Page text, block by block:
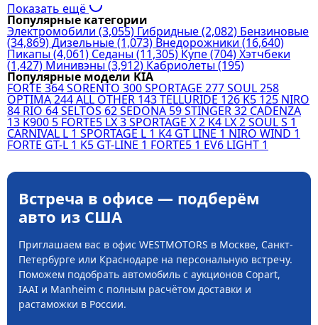
Показать ещё
Популярные категории
Электромобили (3,055) Гибридные(2,082) Бензиновые
(34,869)Дизельные(1,073) Внедорожники (16,640)
Пикапы(4,061) Седаны(11,305)Купе(704)Хэтчбеки
(1,427) Минивэны(3,912) Кабриолеты(195)
Популярные модели KIA
FORTE 364SORENTO 300SPORTAGE 277SOUL258
OPTIMA244ALL OTHER 143TELLURIDE 126 K5 125 NIRO
84 RIO 64SELTOS 62SEDONA 59STINGER32 CADENZA
13 K900 5 FORTE5 LX3SPORTAGE X2 K4 LX2SOUL S 1
CARNIVAL L 1 SPORTAGE L 1 K4 GT LINE 1 NIRO WIND 1
FORTE GT-L 1 K5 GT-LINE 1 FORTE5 1 EV6 LIGHT 1
Встреча в офисе — подберём
авто из США
Приглашаем вас в офис WESTMOTORS в Москве, Санкт-
Петербурге или Краснодаре на персональную встречу.
Поможем подобрать автомобиль с аукционов Copart,
IAAI и Manheim с полным расчётом доставки и
растаможки в России.